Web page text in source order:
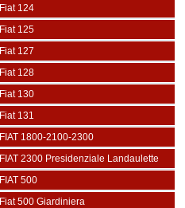
Fiat 124
Fiat 125
Fiat 127
Fiat 128
Fiat 130
Fiat 131
FIAT 1800-2100-2300
FIAT 2300 Presidenziale Landaulette
FIAT 500
Fiat 500 Giardiniera